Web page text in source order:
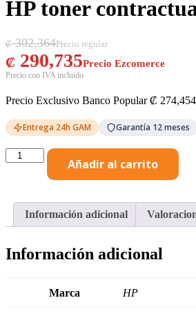
HP toner
₡302,364
El precio original era: ₡ 302,364.
₡ 290,735
El precio actual es: ₡ 290,735.
Precio Exclusivo Banco Popular ₡ 274,454
Entrega 24h GAM Garantía 12 meses
HP
toner
contractual
W9051MC
cantidad
Añadir al carrito
Información adicional
Información adicional
Marca HP